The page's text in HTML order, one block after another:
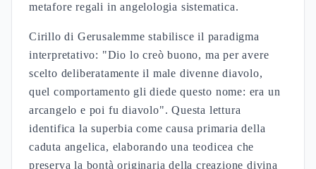
metafore regali in angelologia sistematica.
Cirillo di Gerusalemme stabilisce il paradigma
interpretativo: "Dio lo creò buono, ma per avere
scelto deliberatamente il male divenne diavolo,
quel comportamento gli diede questo nome: era un
arcangelo e poi fu diavolo". Questa lettura
identifica la superbia come causa primaria della
caduta angelica, elaborando una teodicea che
preserva la bontà originaria della creazione divina